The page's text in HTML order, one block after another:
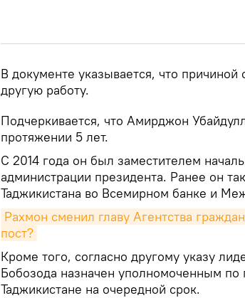
В документе указывается, что причиной
другую работу.
Подчеркивается, что Амирджон
протяжении 5 лет.
С 2014 года он был заместителем
администрации президента. Ранее он
Таджикистана во Всемирном банке и
Рахмон сменил главу Агентства
пост?
Кроме того, согласно другому указу
Бобозода назначен уполномоченным по
Таджикистане на очередной срок.